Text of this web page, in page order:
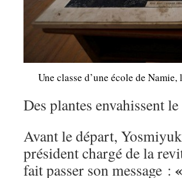
Une classe d’une école de
Des plantes envahissent
Avant le départ,
président chargé de la
fait passer son message :